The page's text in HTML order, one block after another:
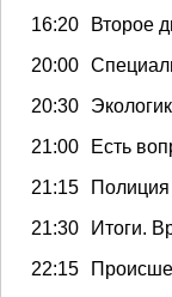
16:20
Второе
20:00
20:30
21:00
Есть
21:15
21:30
Итоги.
22:15